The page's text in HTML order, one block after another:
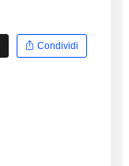
Condividi